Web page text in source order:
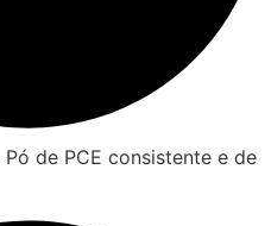
de PCE consistente e de